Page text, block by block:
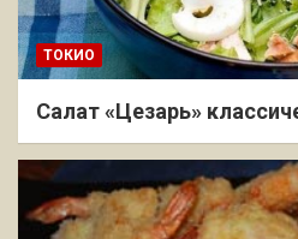
ТОКИО
Салат «Цезарь»